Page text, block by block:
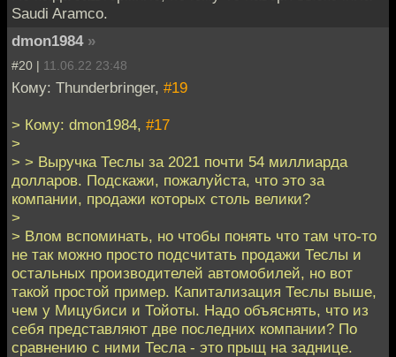
Saudi Aramco.
dmon1984 »
#20 | 11.06.22 23:48
Кому: Thunderbringer, #19
> Кому: dmon1984, #17
>
> > Выручка Теслы за 2021 почти 54 миллиарда
долларов. Подскажи, пожалуйста, что это за
компании, продажи которых столь велики?
>
> Влом вспоминать, но чтобы понять что там что-то
не так можно просто подсчитать продажи Теслы и
остальных производителей автомобилей, но вот
такой простой пример. Капитализация Теслы выше,
чем у Мицубиси и Тойоты. Надо объяснять, что из
себя представляют две последних компании? По
сравнению с ними Тесла - это прыщ на заднице.